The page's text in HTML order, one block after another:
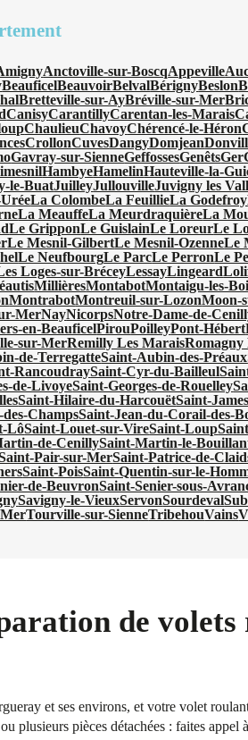
Anctoville-sur-BoscqAppeville
BeauficelBeauvoirBelvalBérignyBeslon
Bretteville-sur-AyBréville-sur-Mer
CanisyCarantillyCarentan-les-Marais
ChaulieuChavoyChérencé-le-Héron
CrollonCuvesDangyDomjean
Gavray-sur-SienneGeffossesGenêtsGer
HambyeHamelinHauteville-la-
le-BuatJuilleyJullouvilleJuvigny les
La ColombeLa FeuillieLa Godefroy
La MeauffeLa MeurdraquièreLa
Le GripponLe GuislainLe LoreurLe
Le Mesnil-GilbertLe Mesnil-OzenneLe
Le NeufbourgLe ParcLe PerronLe
Loges-sur-BréceyLessayLingeard
MillièresMontabotMontaigu-les-
MontrabotMontreuil-sur-LozonMoon-
MerNayNicorpsNotre-Dame-de-
en-BeauficelPirouPoilleyPont-Hébert
sur-MerRemilly Les MaraisRomagny
de-TerregatteSaint-Aubin-des-Préaux
RancoudraySaint-Cyr-du-Bailleul
de-LivoyeSaint-Georges-de-Rouelley
Saint-Hilaire-du-HarcouëtSaint-
ChampsSaint-Jean-du-Corail-des-
LôSaint-Louet-sur-VireSaint-Loup
de-CenillySaint-Martin-le-
Pair-sur-MerSaint-Patrice-de-
Saint-PoisSaint-Quentin-sur-le-
de-BeuvronSaint-Senier-sous-
Savigny-le-VieuxServonSourdeval
Tourville-sur-SienneTribehouVains
de
et ses environs, et votre volet
plusieurs pièces détachées : faites